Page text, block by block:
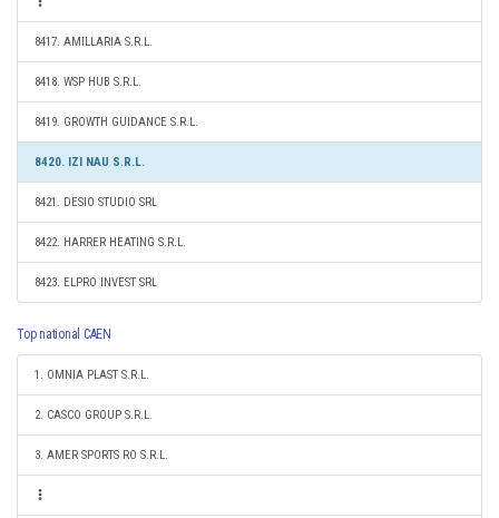
8417. AMILLARIA S.R.L.
8418. WSP HUB S.R.L.
8419. GROWTH GUIDANCE S.R.L.
8420. IZI NAU S.R.L.
8421. DESIO STUDIO SRL
8422. HARRER HEATING S.R.L.
8423. ELPRO INVEST SRL
Top national CAEN
1. OMNIA PLAST S.R.L.
2. CASCO GROUP S.R.L.
3. AMER SPORTS RO S.R.L.